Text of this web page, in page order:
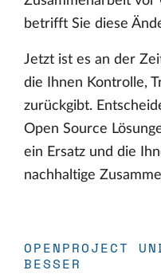
betrifft Sie diese
Jetzt ist es an der
die Ihnen Kontrolle,
zurückgibt.
Open Source
ein Ersatz und die
nachhaltige
OPENPROJECT
BESSER